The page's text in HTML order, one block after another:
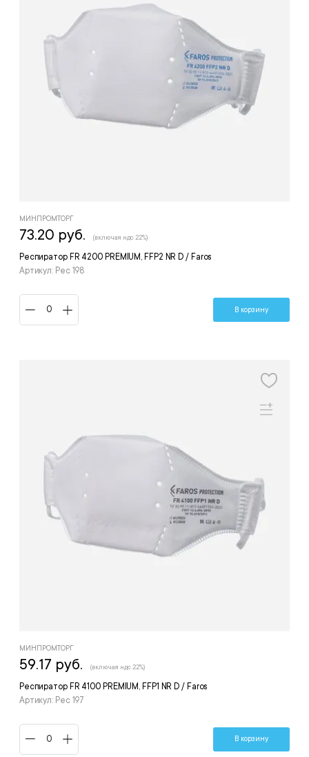
Респиратор FR 4200 PREMIUM, FFP2 NR D / Faros
Артикул: Рес 198
МИНПРОМТОРГ
73.20 руб. (включая ндс 22%)
В корзину
Респиратор FR 4100 PREMIUM, FFP1 NR D / Faros
Артикул: Рес 197
МИНПРОМТОРГ
59.17 руб. (включая ндс 22%)
В корзину